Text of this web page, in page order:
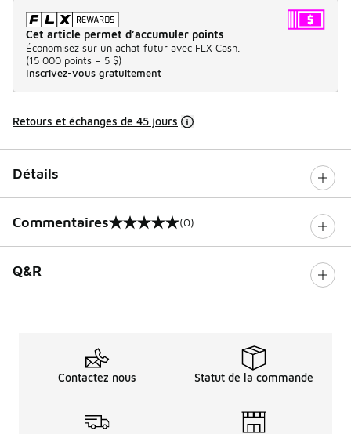
Cet article permet d’accumuler points
Économisez sur un achat futur avec FLX Cash.
(15 000 points = 5 $)
Inscrivez-vous gratuitement
Retours et échanges de 45 jours
Détails
Commentaires
0 sur 5 notes (0)
Q&R
Contactez nous Statut de la commande